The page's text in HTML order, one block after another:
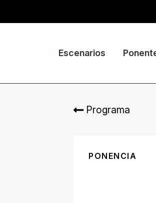
Escenarios
Programa
PONENCIA